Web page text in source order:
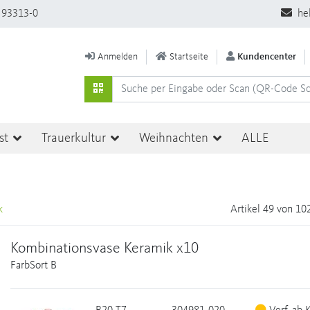
0
Anmelden Startseite Kundencenter
Trauerkultur Weihnachten ALLE
Artikel 49 von
Kombinationsvase Keramik x10
FarbSort B